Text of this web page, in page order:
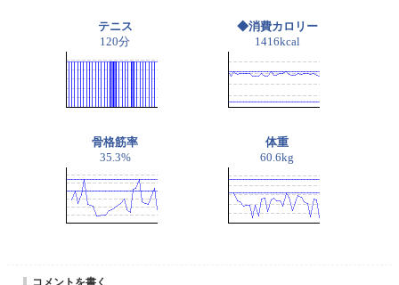
テニス
120分
◆消費カロリー
1416kcal
骨格筋率
35.3%
体重
60.6kg
コメントを書く